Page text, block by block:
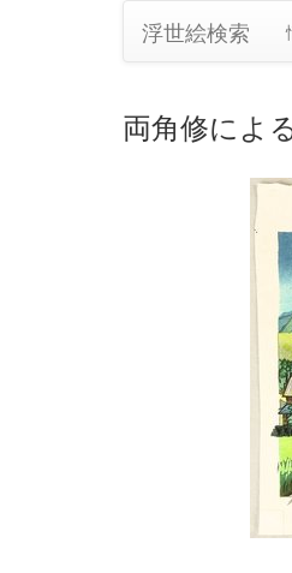
浮世絵検索
両角修によ